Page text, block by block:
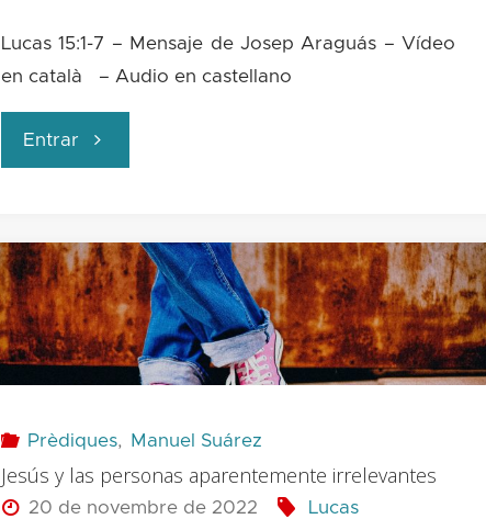
vital"
Lucas 15:1-7 – Mensaje de Josep Araguás – Vídeo
en català – Audio en castellano
Entrar "La
de
la
oveja
Prèdiques, Manuel Suárez
Jesús y las personas aparentemente irrelevantes
20 de novembre de 2022 Lucas